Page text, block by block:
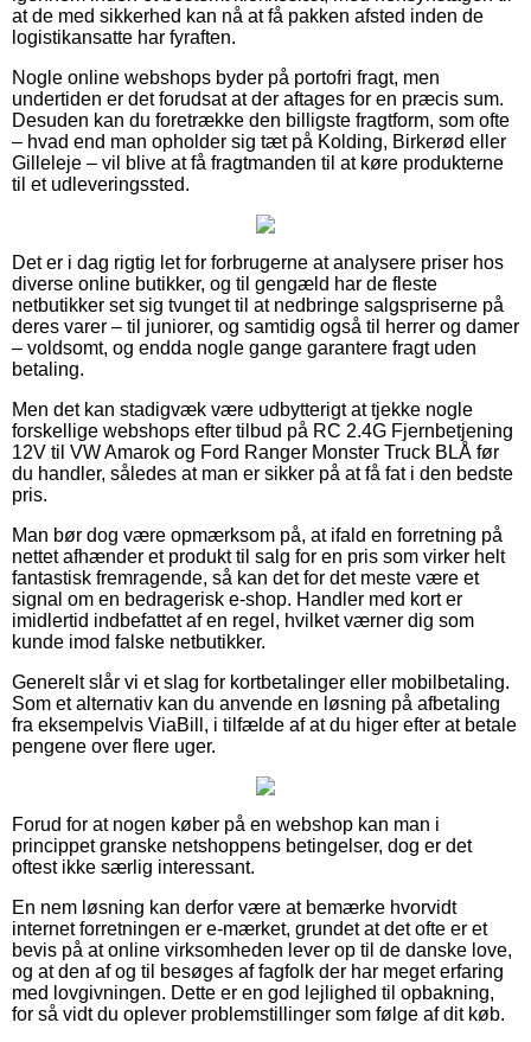
at de med sikkerhed kan nå at få pakken afsted inden de
logistikansatte har fyraften.
Nogle online webshops byder på portofri fragt, men
undertiden er det forudsat at der aftages for en præcis sum.
Desuden kan du foretrække den billigste fragtform, som ofte
– hvad end man opholder sig tæt på Kolding, Birkerød eller
Gilleleje – vil blive at få fragtmanden til at køre produkterne
til et udleveringssted.
Det er i dag rigtig let for forbrugerne at analysere priser hos
diverse online butikker, og til gengæld har de fleste
netbutikker set sig tvunget til at nedbringe salgspriserne på
deres varer – til juniorer, og samtidig også til herrer og damer
– voldsomt, og endda nogle gange garantere fragt uden
betaling.
Men det kan stadigvæk være udbytterigt at tjekke nogle
forskellige webshops efter tilbud på RC 2.4G Fjernbetjening
12V til VW Amarok og Ford Ranger Monster Truck BLÅ før
du handler, således at man er sikker på at få fat i den bedste
pris.
Man bør dog være opmærksom på, at ifald en forretning på
nettet afhænder et produkt til salg for en pris som virker helt
fantastisk fremragende, så kan det for det meste være et
signal om en bedragerisk e-shop. Handler med kort er
imidlertid indbefattet af en regel, hvilket værner dig som
kunde imod falske netbutikker.
Generelt slår vi et slag for kortbetalinger eller mobilbetaling.
Som et alternativ kan du anvende en løsning på afbetaling
fra eksempelvis ViaBill, i tilfælde af at du higer efter at betale
pengene over flere uger.
Forud for at nogen køber på en webshop kan man i
princippet granske netshoppens betingelser, dog er det
oftest ikke særlig interessant.
En nem løsning kan derfor være at bemærke hvorvidt
internet forretningen er e-mærket, grundet at det ofte er et
bevis på at online virksomheden lever op til de danske love,
og at den af og til besøges af fagfolk der har meget erfaring
med lovgivningen. Dette er en god lejlighed til opbakning,
for så vidt du oplever problemstillinger som følge af dit køb.